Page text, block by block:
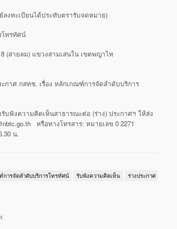
งทะเบียนได้ประทับตรารับจดหมาย)
โทรทัศน์
(สายลม) แขวงสามเสนใน เขตพญาไท
กาศ กสทช. เรื่อง หลักเกณฑ์การจัดลําดับบริการ
ฟังความคิดเห็นสาธารณะต่อ (ร่าง) ประกาศฯ ให้ส่ง
หรือทางโทรสาร: หมายเลข 0 2271
น.
ารจัดลำดับบริการโทรทัศน์ รับฟังความคิดเห็น
ร่างประกาศ